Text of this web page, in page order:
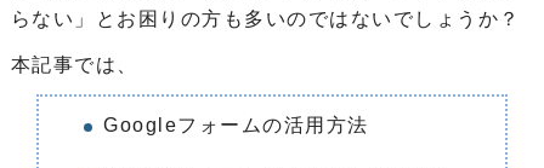
らない」とお困りの方も多いのではないでしょうか？
本記事では、
Googleフォームの活用方法